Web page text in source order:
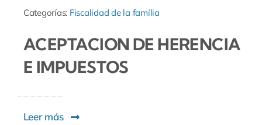
Categorías: Fiscalidad de la família
ACEPTACION DE HERENCIA
E IMPUESTOS
Leer más